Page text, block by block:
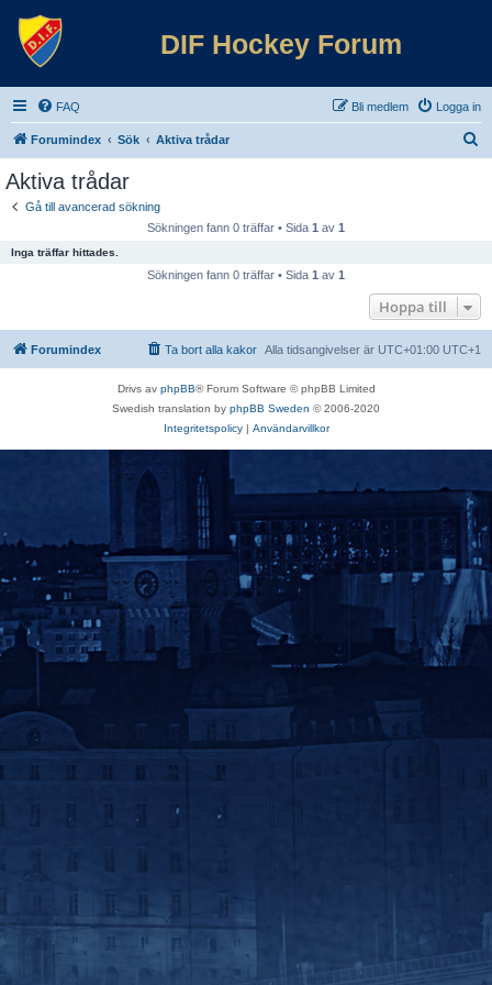
DIF Hockey Forum
FAQ Logga in
Bli medlem
Forumindex Sök Aktiva trådar
Aktiva trådar
Gå till avancerad sökning
Sökningen fann 0 träffar • Sida 1 av 1
Inga träffar hittades.
Sökningen fann 0 träffar • Sida 1 av 1
Hoppa till
Forumindex Alla tidsangivelser är UTC+01:00 UTC+1
Ta bort alla kakor
Drivs av phpBB® Forum Software © phpBB Limited
Swedish translation by phpBB Sweden © 2006-2020
Integritetspolicy| Användarvillkor